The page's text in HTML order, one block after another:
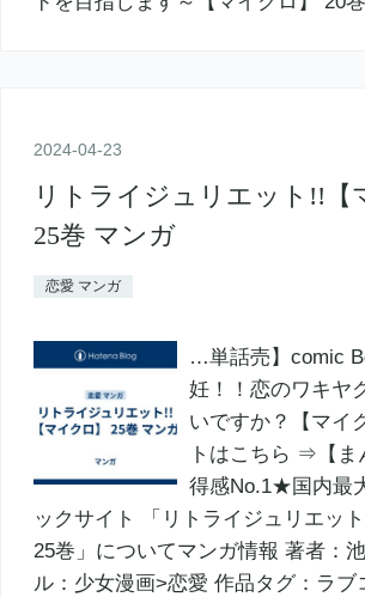
2024-04-23
リトライジュリエット!!【
25巻 マンガ
恋愛 マンガ
…単話売】comic
妊！！恋のワキヤ
いですか？【マイ
トはこちら ⇒【
得感No.1★国内最
ックサイト 「リトライジュリエット
25巻」についてマンガ情報 著者：
ル：少女漫画>恋愛 作品タグ：ラブ